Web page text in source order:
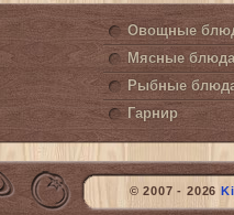
Овощные
Мясные блюда
Рыбные
Гарнир
© 2007 - 2026